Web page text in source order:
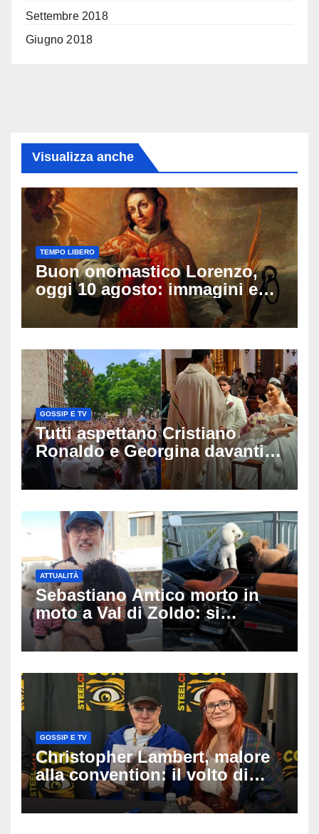
Settembre 2018
Giugno 2018
Visualizza anche
TEMPO LIBERO
Buon onomastico Lorenzo,
oggi 10 agosto: immagini e
gif di auguri da condividere
sui social
GOSSIP E TV
Tutti aspettano Cristiano
Ronaldo e Georgina davanti
alla cattedrale: ma il
matrimonio era di un’altra
ATTUALITÀ
Sebastiano Antico morto in
moto a Val di Zoldo: si
schianta con il sidecar, salvi i
due cagnolini
GOSSIP E TV
Christopher Lambert, malore
alla convention: il volto di
Highlander trasportato via in
ambulanza davanti ai fan